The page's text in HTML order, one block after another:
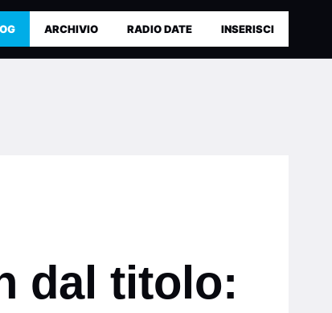
ARCHIVIO RADIO DATE INSERISCI
dal titolo: